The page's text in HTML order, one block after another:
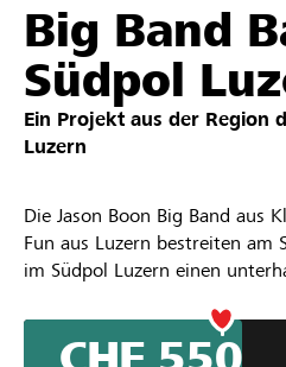
Anmelden
Registrieren
Big Band
Südpol
Ein Projekt aus der Region
Luzern
Die Jason Boon Big Band aus
Fun aus Luzern bestreiten am
im Südpol Luzern einen
wer es besser gemacht hat.
Punkten hat gewonnen. Dem